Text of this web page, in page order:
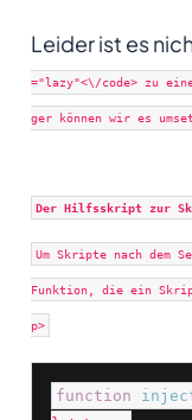
Leider ist es
="lazy"<\/code> zu
ger können wir es
Der Hilfsskript zur
Um Skripte nach dem
Funktion, die ein
p>
function